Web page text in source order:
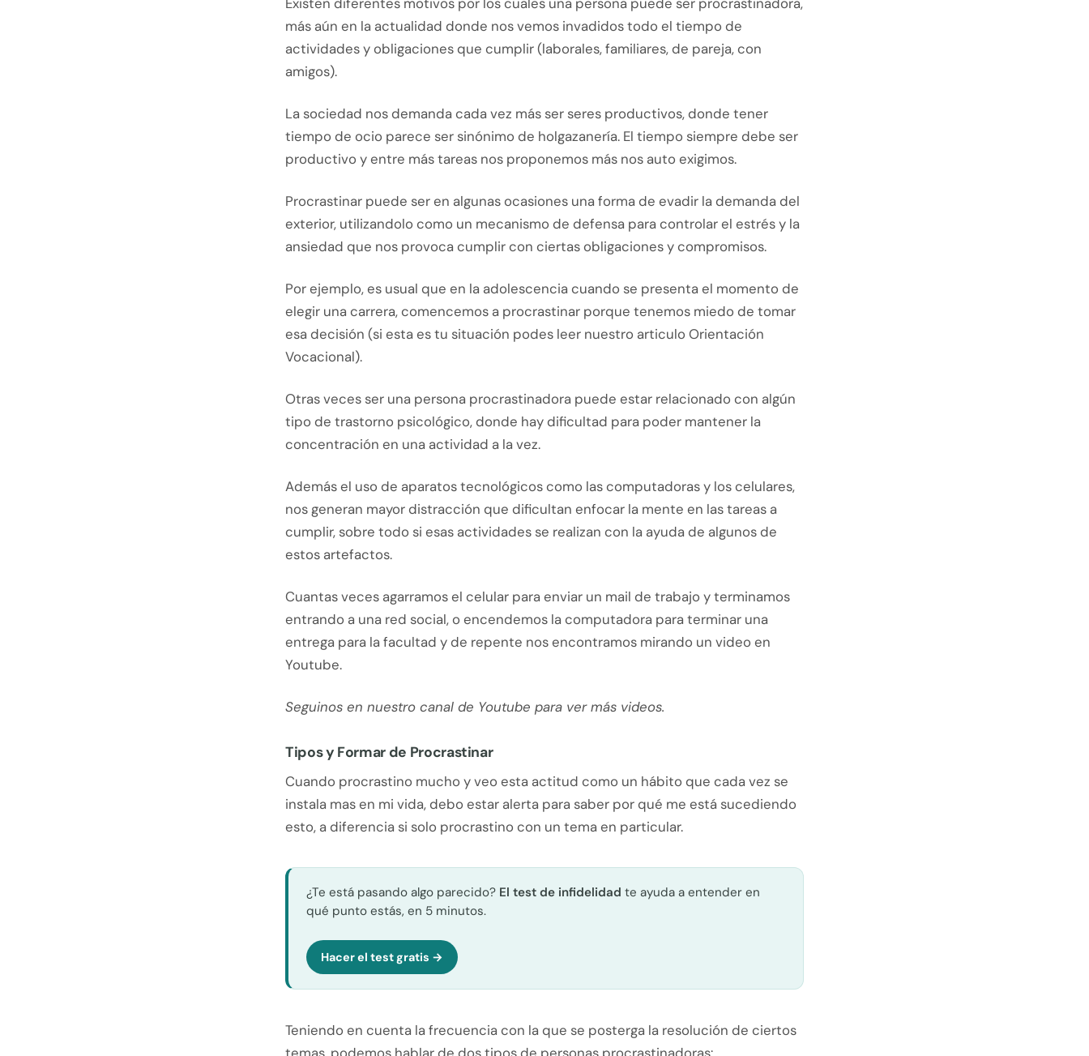
más aún en la actualidad donde nos vemos invadidos todo el tiempo de
actividades y obligaciones que cumplir (laborales, familiares, de pareja, con
amigos).
La sociedad nos demanda cada vez más ser seres productivos, donde tener
tiempo de ocio parece ser sinónimo de holgazanería. El tiempo siempre debe ser
productivo y entre más tareas nos proponemos más nos auto exigimos.
Procrastinar puede ser en algunas ocasiones una forma de evadir la demanda del
exterior, utilizandolo como un mecanismo de defensa para controlar el estrés y la
ansiedad que nos provoca cumplir con ciertas obligaciones y compromisos.
Por ejemplo, es usual que en la adolescencia cuando se presenta el momento de
elegir una carrera, comencemos a procrastinar porque tenemos miedo de tomar
esa decisión (si esta es tu situación podes leer nuestro articulo Orientación
Vocacional).
Otras veces ser una persona procrastinadora puede estar relacionado con algún
tipo de trastorno psicológico, donde hay dificultad para poder mantener la
concentración en una actividad a la vez.
Además el uso de aparatos tecnológicos como las computadoras y los celulares,
nos generan mayor distracción que dificultan enfocar la mente en las tareas a
cumplir, sobre todo si esas actividades se realizan con la ayuda de algunos de
estos artefactos.
Cuantas veces agarramos el celular para enviar un mail de trabajo y terminamos
entrando a una red social, o encendemos la computadora para terminar una
entrega para la facultad y de repente nos encontramos mirando un video en
Youtube.
Seguinos en nuestro canal de Youtube para ver más videos.
Tipos y Formar de Procrastinar
Cuando procrastino mucho y veo esta actitud como un hábito que cada vez se
instala mas en mi vida, debo estar alerta para saber por qué me está sucediendo
esto, a diferencia si solo procrastino con un tema en particular.
¿Te está pasando algo parecido? El test de infidelidad te ayuda a entender en
qué punto estás, en 5 minutos.
Hacer el test gratis →
Teniendo en cuenta la frecuencia con la que se posterga la resolución de ciertos